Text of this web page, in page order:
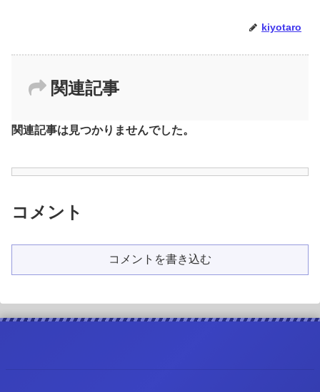
kiyotaro
関連記事
関連記事は見つかりませんでした。
コメント
コメントを書き込む